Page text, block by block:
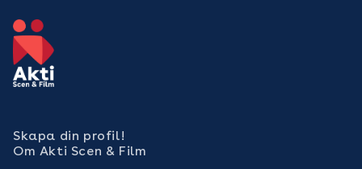
Skapa din profil!
Om Akti Scen & Film